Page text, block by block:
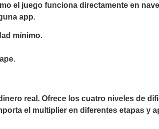
el juego funciona directamente en
app.
mínimo.
real. Ofrece los cuatro niveles de
el multiplier en diferentes etapas y